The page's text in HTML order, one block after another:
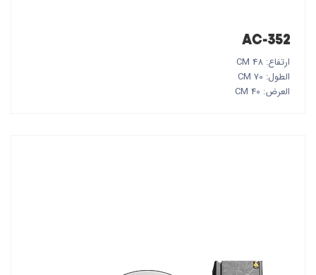
AC-352
ارتفاع: 48 CM
الطول: 70 CM
العرض: 40 CM